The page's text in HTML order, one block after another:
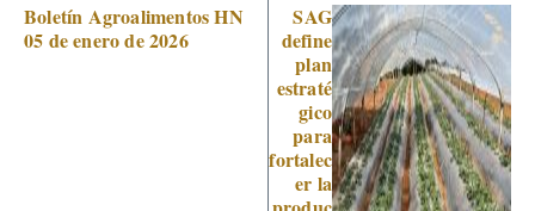
Boletín Agroalimentos HN
05 de enero de 2026
SAG
define
plan
estraté
gico
para
fortalec
er la